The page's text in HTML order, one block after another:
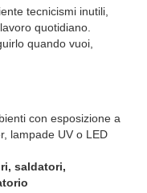
tecnicismi inutili,
quotidiano.
quando vuoi,
con esposizione a
lampade UV o LED
saldatori,